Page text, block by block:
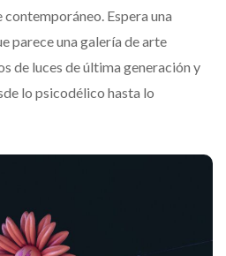
Espera una
parece una galería de arte
de luces de última generación y
lo psicodélico hasta lo